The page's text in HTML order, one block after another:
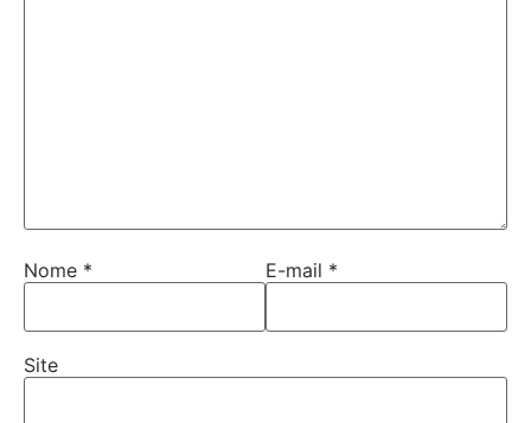
Nome * E-mail *
Site